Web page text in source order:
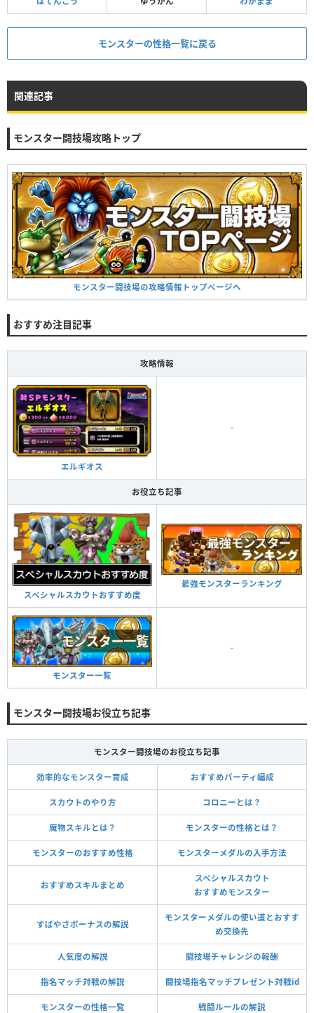
モンスターの性格一覧に戻る
関連記事
モンスター闘技場攻略トップ
モンスター闘技場の攻略情報トップページへ
おすすめ注目記事
攻略情報
エルギオス
-
お役立ち記事
スペシャルスカウトおすすめ度
最強モンスターランキング
モンスター一覧
-
モンスター闘技場お役立ち記事
モンスター闘技場のお役立ち記事
効率的なモンスター育成 おすすめパーティ編成
スカウトのやり方 コロニーとは？
魔物スキルとは？ モンスターの性格とは？
モンスターのおすすめ性格 モンスターメダルの入手方法
おすすめスキルまとめ
スペシャルスカウト
おすすめモンスター
すばやさボーナスの解説
モンスターメダルの使い道とおすす
め交換先
人気度の解説 闘技場チャレンジの報酬
指名マッチ対戦の解説 闘技場指名マッチプレゼント対戦id
モンスターの性格一覧 戦闘ルールの解説